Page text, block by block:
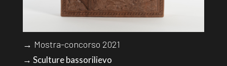
→ Mostra-concorso 2021
→ Sculture bassorilievo